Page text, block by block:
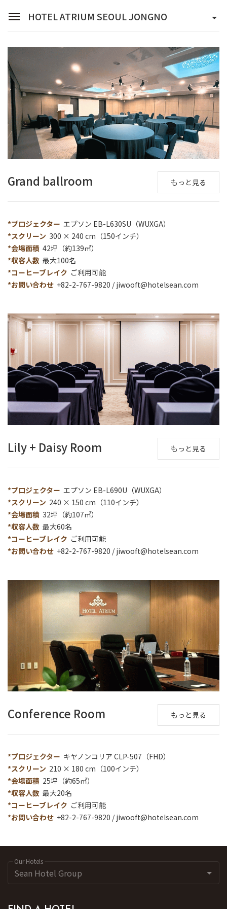
HOTEL ATRIUM SEOUL JONGNO
Sean Hotel Group 予約照会 ログイン 会員登録
Hotel Atrium Seoul Jongno
部屋の紹介
レストラン
宴会場
パッケージ＆プロモーション
パートナーシップ
Grand ballroom もっと見る
*プロジェクター エプソン EB-L630SU（WUXGA）
*スクリーン 300 × 240 cm（150インチ）
*会場面積 42坪（約139㎡）
*収容人数 最大100名
*コーヒーブレイク ご利用可能
*お問い合わせ +82-2-767-9820 /jiwooft@hotelsean.com
Lily + Daisy Room もっと見る
*プロジェクター エプソン EB-L690U（WUXGA）
*スクリーン 240 × 150 cm（110インチ）
*会場面積 32坪（約107㎡）
*収容人数 最大60名
*コーヒーブレイク ご利用可能
*お問い合わせ +82-2-767-9820 /jiwooft@hotelsean.com
Conference Room もっと見る
*プロジェクター キヤノンコリア CLP-507（FHD）
*スクリーン 210 × 180 cm（100インチ）
*会場面積 25坪（約65㎡）
*収容人数 最大20名
*コーヒーブレイク ご利用可能
*お問い合わせ +82-2-767-9820 /jiwooft@hotelsean.com
Our Hotels